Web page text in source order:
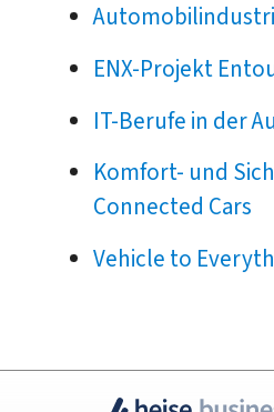
ENX-Projekt
IT-Berufe in der
Komfort- und
Connected Cars
Vehicle to